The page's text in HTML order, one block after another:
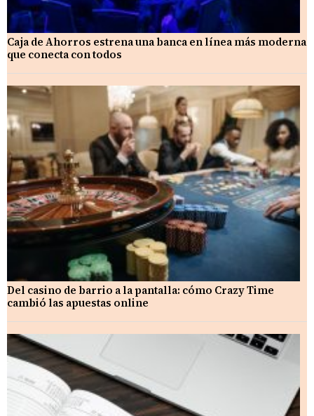
Caja de Ahorros estrena una banca en línea más moderna
que conecta con todos
Del casino de barrio a la pantalla: cómo Crazy Time
cambió las apuestas online